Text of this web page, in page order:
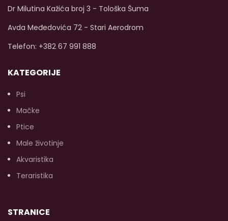
Bez vještačkih boja, bez
aroma ili konzervansa od
početka!Dostupna
Dr Milutina Kažića broj 3 - Tološka Šuma
Avda Međedovića 72 - Stari Aerodrom
Telefon: +382 67 991 888
KATEGORIJE
Psi
Mačke
Ptice
Male životinje
Akvaristika
Teraristika
STRANICE